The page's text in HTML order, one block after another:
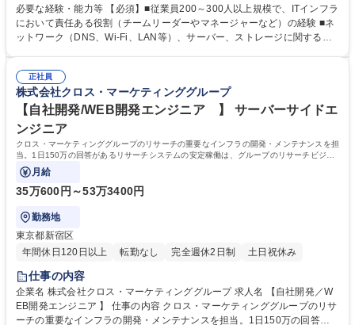
て、インフラの刷新と部門の再建を担っていただきます。 ■インフラ刷新
プロジェクトの推進：老朽化した社内ネットワーク等の現状調査・分析か
ら事業成長を見据えた企画・要件定義、ベンダー選定、実行管理までを一
ェクトマネジメント■IT部門の組織改革とメンバー育成：アクティブに企
画・改善を繰り返す組織文化の醸成、チームメンバーの育成 募集職種 【I
Tインフラ戦略責任者候補（情報システム部）】裁量権◎成長企業の社内S
必要な経験・能力等 【必須】■従業員200～300人以上規模で、ITインフラ
において責任ある役割（チームリーダーやマネージャーなど）の経験 ■ネ
ットワーク（DNS、Wi-Fi、LAN等）、サーバー、ストレージに関する深
のメンバーと対等に議論し、プロジェクト推進したご経験 ■老朽化したシ
ステムや非効率な運用体制に対し、「なぜ？」という疑問を持ち、積極的
に改善を提案・実行してきたご経験 ■Google WorkspaceなどのSaaSや、
IaaSといったクラウド環境の設計・構築・運用のご経験 学歴・資格 学
歴：大学院 大学 語学力： 資格：
正社員
株式会社クロス・マーケティンググループ
【自社開発/WEB開発エンジニア 】 サーバーサイドエ
ンジニア
クロス・マーケティンググループのリサーチの重要なインフラの開発・メンテナンスを担
当。1日150万の回答があるリサーチシステムの安定稼働は、グループのリサーチビジネ
スを支えています。
月給
35万600円～53万3400円
勤務地
東京都新宿区
年間休日120日以上
転勤なし 完全週休2日制 土日祝休み
仕事の内容
企業名 株式会社クロス・マーケティンググループ 求人名 【自社開発／W
EB開発エンジニア 】 仕事の内容 クロス・マーケティンググループのリサ
ーチの重要なインフラの開発・メンテナンスを担当。1日150万の回答が